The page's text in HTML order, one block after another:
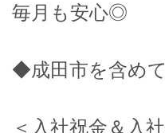
毎月も安心◎
◆成田市を含め
＜入社祝金＆入